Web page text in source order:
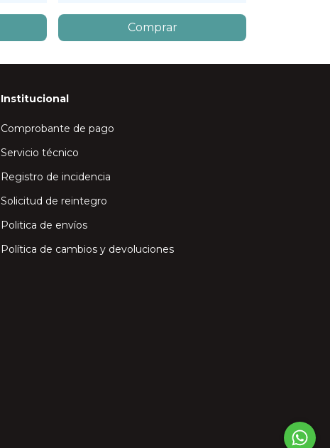
Institucional
Comprobante de pago
Servicio técnico
Registro de incidencia
Solicitud de reintegro
Politica de envíos
Política de cambios y devoluciones